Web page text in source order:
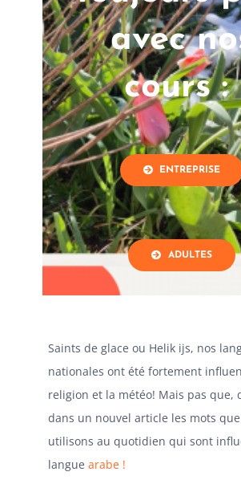
avec
cours :
ENTREPRISE
ADULTES
Saints de glace ou Helik ijs, nos
nationales ont été fortement
religion et la météo! Mais pas que,
dans un nouvel article les mots
utilisons au quotidien qui sont
langue arabe !